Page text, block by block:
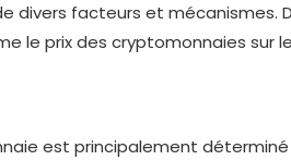
divers facteurs et mécanismes.
le prix des cryptomonnaies sur
est principalement